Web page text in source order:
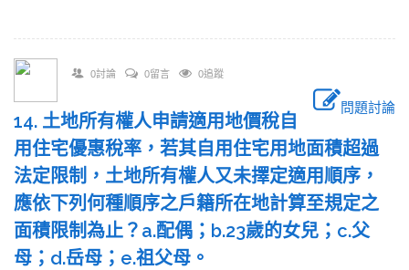
0討論 0留言 0追蹤
問題討論
14. 土地所有權人申請適用地價稅自
用住宅優惠稅率，若其自用住宅用地面積超過
法定限制，土地所有權人又未擇定適用順序，
應依下列何種順序之戶籍所在地計算至規定之
面積限制為止？a.配偶；b.23歲的女兒；c.父
母；d.岳母；e.祖父母。